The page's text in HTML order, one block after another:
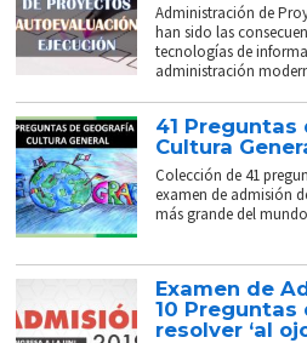
Administración de
han sido las
tecnologías de
administración
41 Preguntas
Cultura
Colección de 41
examen de admisión
más grande del
Examen de
10 Preguntas
resolver ‘al